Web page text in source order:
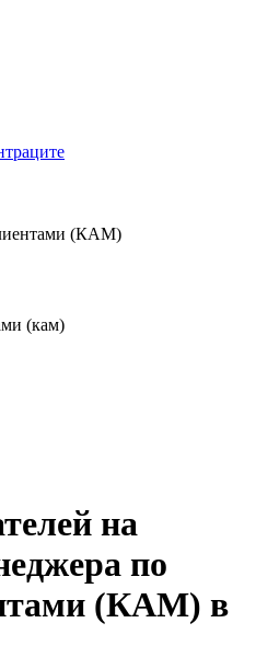
(КАМ)
(кам)
на
по
(КАМ) в